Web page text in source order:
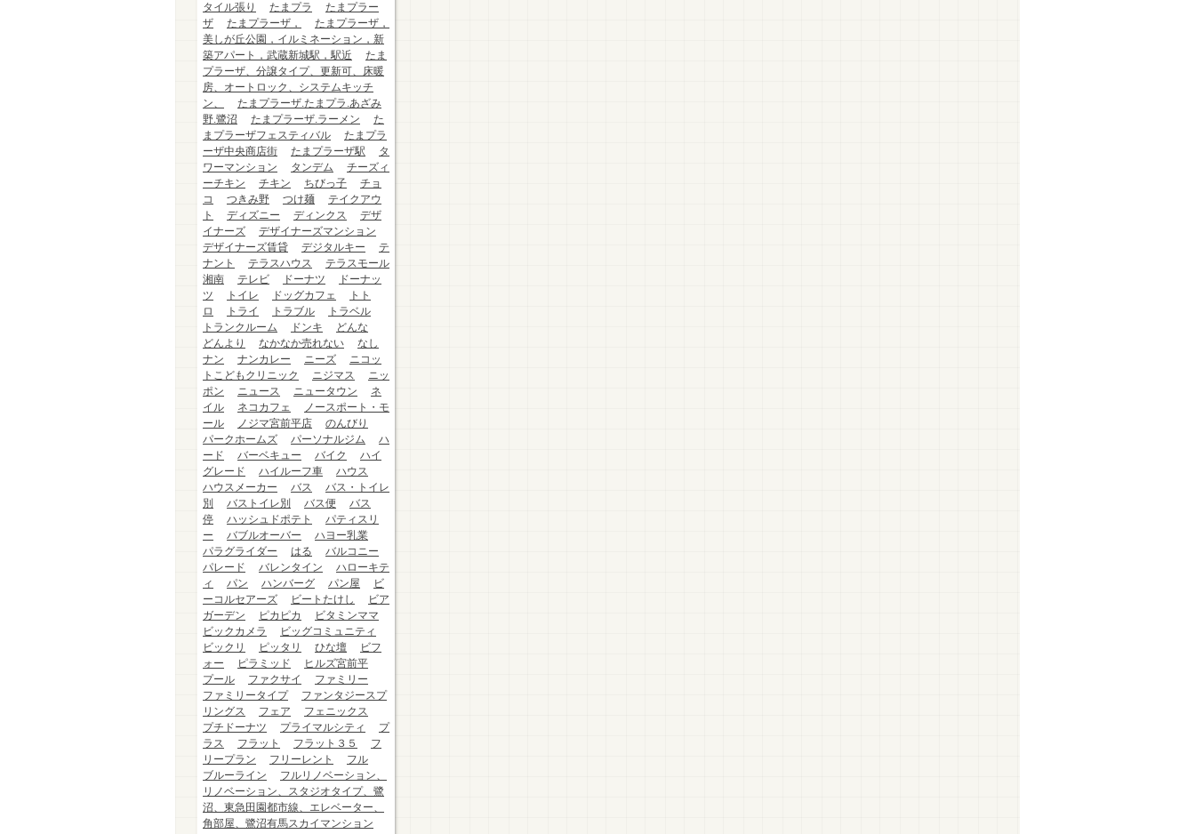
タイル張り
たまプラ
たまプラー
ザ
たまプラーザ，
たまプラーザ，
美しが丘公園，イルミネーション，新
築アパート，武蔵新城駅，駅近
たま
プラーザ、分譲タイプ、更新可、床暖
房、オートロック、システムキッチ
ン、
たまプラーザ.たまプラ.あざみ
野.鷺沼
たまプラーザ.ラーメン
た
まプラーザフェスティバル
たまプラ
ーザ中央商店街
たまプラーザ駅
タ
ワーマンション
タンデム
チーズィ
ーチキン
チキン ちびっ子
チョ
コ
つきみ野 つけ麺
テイクアウ
ト
ディズニー ディンクス
デザ
イナーズ
デザイナーズマンション
デザイナーズ賃貸
デジタルキー
テ
ナント
テラスハウス
テラスモール
湘南
テレビ ドーナツ
ドーナッ
ツ
トイレ ドッグカフェ
トト
ロ
トライ トラブル
トラベル
トランクルーム
ドンキ
どんな
どんより
なかなか売れない
なし
ナン
ナンカレー ニーズ
ニコッ
トこどもクリニック
ニジマス
ニッ
ポン
ニュース ニュータウン
ネ
イル
ネコカフェ
ノースポート・モ
ール
ノジマ宮前平店
のんびり
パークホームズ
パーソナルジム
ハ
ード
バーベキュー バイク
ハイ
グレード
ハイルーフ車
ハウス
ハウスメーカー
バス
バス・トイレ
別
バストイレ別 バス便
バス
停
ハッシュドポテト
パティスリ
ー
バブルオーバー
ハヨー乳業
パラグライダー
はる
バルコニー
パレード
バレンタイン
ハローキテ
ィ
パン ハンバーグ パン屋
ビ
ーコルセアーズ
ビートたけし
ビア
ガーデン
ピカピカ
ビタミンママ
ビックカメラ
ビッグコミュニティ
ビックリ
ピッタリ ひな壇
ビフ
ォー
ピラミッド
ヒルズ宮前平
プール
ファクサイ
ファミリー
ファミリータイプ
ファンタジースプ
リングス
フェア
フェニックス
プチドーナツ
プライマルシティ
プ
ラス
フラット フラット３５
フ
リープラン
フリーレント
フル
ブルーライン
フルリノベーション、
リノベーション、スタジオタイプ、鷺
沼、東急田園都市線、エレベーター、
角部屋、鷺沼有馬スカイマンション